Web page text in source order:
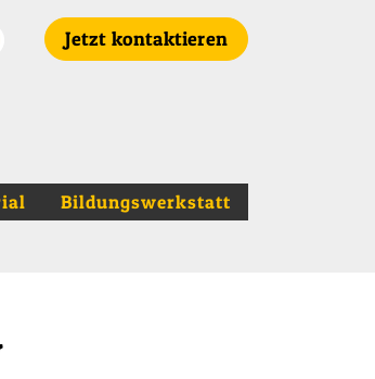
starten
Jetzt kontaktieren
Bildungswerkstatt